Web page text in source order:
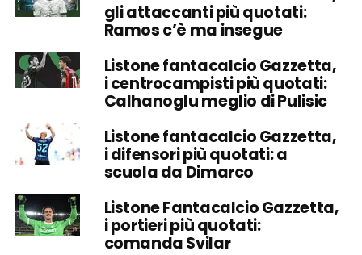
gli attaccanti più quotati:
Ramos c’è ma insegue
Listone fantacalcio Gazzetta,
i centrocampisti più quotati:
Calhanoglu meglio di Pulisic
Listone fantacalcio Gazzetta,
i difensori più quotati: a
scuola da Dimarco
Listone Fantacalcio Gazzetta,
i portieri più quotati:
comanda Svilar